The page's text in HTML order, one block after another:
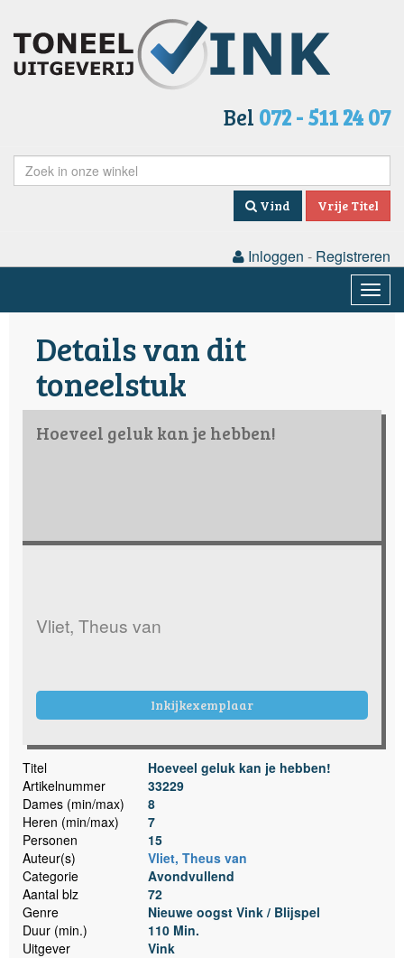
Bel 072 - 511 24 07
Vind Vrije Titel
Inloggen - Registreren
Details van dit
toneelstuk
Hoeveel geluk kan je hebben!
Vliet, Theus van
Inkijkexemplaar
Titel
Hoeveel geluk kan je hebben!
Artikelnummer
33229
Dames (min/max)
8
Heren (min/max)
7
Personen
15
Auteur(s)
Vliet, Theus van
Categorie
Avondvullend
Aantal blz
72
Genre
Nieuwe oogst Vink / Blijspel
Duur (min.)
110 Min.
Uitgever
Vink